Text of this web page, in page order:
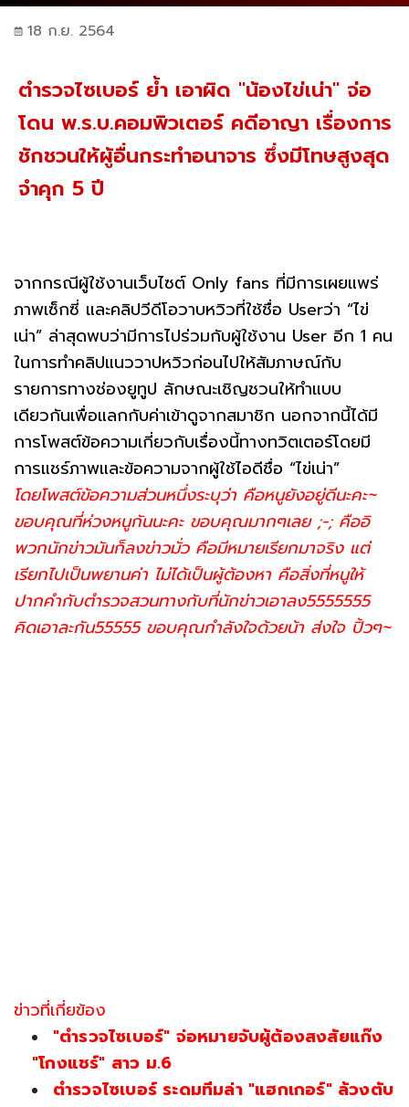
18 ก.ย. 2564
ตำรวจไซเบอร์ ย้ำ เอาผิด "น้องไข่เน่า" จ่อ
โดน พ.ร.บ.คอมพิวเตอร์ คดีอาญา เรื่องการ
ชักชวนให้ผู้อื่นกระทำอนาจาร ซึ่งมีโทษสูงสุด
จำคุก 5 ปี
จากกรณีผู้ใช้งานเว็บไซต์ Only fans ที่มีการเผยแพร่
ภาพเซ็กซี่ และคลิปวีดีโอวาบหวิวที่ใช้ชื่อ Userว่า “ไข่
เน่า” ล่าสุดพบว่ามีการไปร่วมกับผู้ใช้งาน User อีก 1 คน
ในการทำคลิปแนววาปหวิวก่อนไปให้สัมภาษณ์กับ
รายการทางช่องยูทูป ลักษณะเชิญชวนให้ทำแบบ
เดียวกันเพื่อแลกกับค่าเข้าดูจากสมาชิก นอกจากนี้ได้มี
การโพสต์ข้อความเกี่ยวกับเรื่องนี้ทางทวิตเตอร์โดยมี
การแชร์ภาพและข้อความจากผู้ใช้ไอดีชื่อ “ไข่เน่า”
โดยโพสต์ข้อความส่วนหนึ่งระบุว่า คือหนูยังอยู่ดีนะคะ~
ขอบคุณที่ห่วงหนูกันนะคะ ขอบคุณมากๆเลย ;-; คืออิ
พวกนักข่าวมันก็ลงข่าวมั่ว คือมีหมายเรียกมาจริง แต่
เรียกไปเป็นพยานค่า ไม่ได้เป็นผู้ต้องหา คือสิ่งที่หนูให้
ปากคำกับตำรวจสวนทางกับที่นักข่าวเอาลง5555555
คิดเอาละกัน55555 ขอบคุณกำลังใจด้วยน้า ส่งใจ ปิ้วๆ~
ข่าวที่เกี่ยข้อง
"ตำรวจไซเบอร์" จ่อหมายจับผู้ต้องสงสัยแก๊ง
"โกงแชร์" สาว ม.6
ตำรวจไซเบอร์ ระดมทีมล่า "แฮกเกอร์" ล้วงตับ